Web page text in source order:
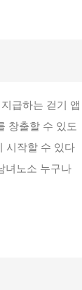
급하는 걷기 앱
창출할 수 있도
시작할 수 있다
녀노소 누구나